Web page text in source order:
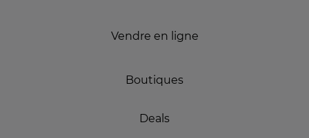
Vendre en ligne
Boutiques
Deals